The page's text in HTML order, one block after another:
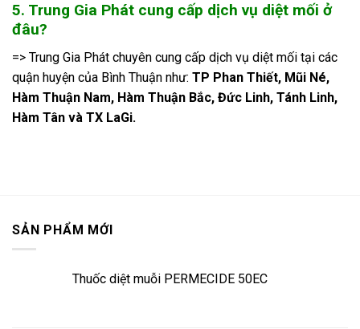
5. Trung Gia Phát cung cấp dịch vụ diệt mối ở
đâu?
=> Trung Gia Phát chuyên cung cấp dịch vụ diệt mối tại các
quận huyện của Bình Thuận như: TP Phan Thiết, Mũi Né,
Hàm Thuận Nam, Hàm Thuận Bắc, Đức Linh, Tánh Linh,
Hàm Tân và TX LaGi.
SẢN PHẨM MỚI
Thuốc diệt muỗi PERMECIDE 50EC